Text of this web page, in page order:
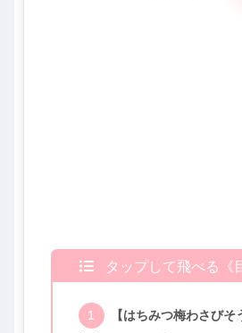
タップして飛べる《
【はちみつ梅わさび